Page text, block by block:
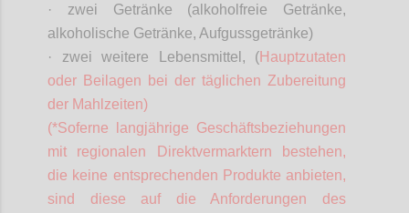
· zwei Getränke (alkoholfreie Getränke,
alkoholische Getränke, Aufgussgetränke)
· zwei weitere Lebensmittel, (Hauptzutaten
oder Beilagen bei der täglichen Zubereitung
der Mahlzeiten)
(*Soferne langjährige Geschäftsbeziehungen
mit regionalen
Direktvermarktern bestehen,
die keine entsprechenden Produkte anbieten,
sind diese auf die Anforderungen des